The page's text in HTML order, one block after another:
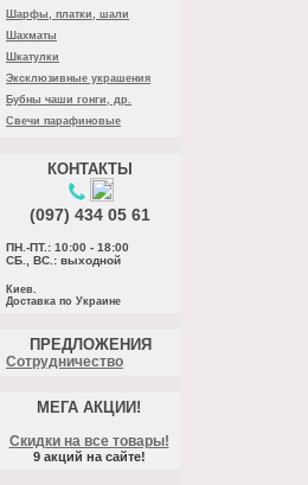
Шарфы, платки, шали
Шахматы
Шкатулки
Эксклюзивные украшения
Бубны чаши гонги, др.
Свечи парафиновые
КОНТАКТЫ
(097) 434 05 61
ПН.-ПТ.: 10:00 - 18:00
СБ., ВС.: выходной
Киев.
Доставка по Украине
ПРЕДЛОЖЕНИЯ
Cотрудничество
МЕГА АКЦИИ!
Скидки на все товары!
9 акций на сайте!